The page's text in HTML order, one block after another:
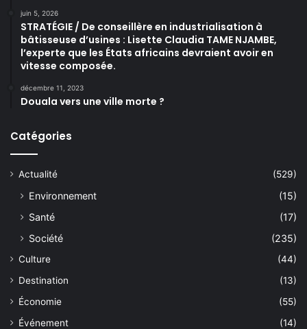
juin 5, 2026
STRATÉGIE / De conseillère en industrialisation à
bâtisseuse d’usines : Lisette Claudia TAME NJAMBE,
l’experte que les États africains devraient avoir en
vitesse composée.
décembre 11, 2023
Douala vers une ville morte ?
Catégories
Actualité (529)
Environnement
(15)
Santé
(17)
Société
(235)
Culture
(44)
Destination
(13)
Économie
(55)
Événement
(14)